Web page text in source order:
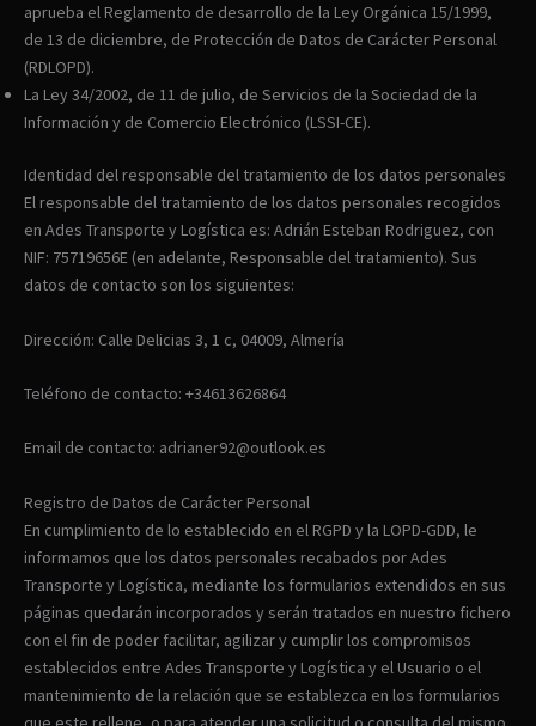
aprueba el Reglamento de desarrollo de la Ley Orgánica 15/1999,
de 13 de diciembre, de Protección de Datos de Carácter Personal
(RDLOPD).
La Ley 34/2002, de 11 de julio, de Servicios de la Sociedad de la
Información y de Comercio Electrónico (LSSI-CE).
Identidad del responsable del tratamiento de los datos personales
El responsable del tratamiento de los datos personales recogidos
en Ades Transporte y Logística es: Adrián Esteban Rodriguez, con
NIF: 75719656E (en adelante, Responsable del tratamiento). Sus
datos de contacto son los siguientes:
Dirección: Calle Delicias 3, 1 c, 04009, Almería
Teléfono de contacto: +34613626864
Email de contacto: adrianer92@outlook.es
Registro de Datos de Carácter Personal
En cumplimiento de lo establecido en el RGPD y la LOPD-GDD, le
informamos que los datos personales recabados por Ades
Transporte y Logística, mediante los formularios extendidos en sus
páginas quedarán incorporados y serán tratados en nuestro fichero
con el fin de poder facilitar, agilizar y cumplir los compromisos
establecidos entre Ades Transporte y Logística y el Usuario o el
mantenimiento de la relación que se establezca en los formularios